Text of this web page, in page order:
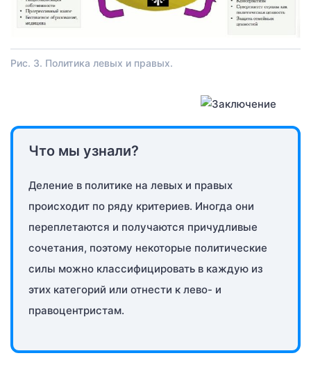
Рис. 3. Политика левых и правых.
Что мы узнали?
Деление в политике на левых и правых
происходит по ряду критериев. Иногда они
переплетаются и получаются причудливые
сочетания, поэтому некоторые политические
силы можно классифицировать в каждую из
этих категорий или отнести к лево- и
правоцентристам.